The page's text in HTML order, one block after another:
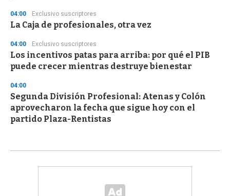
04:00 Exclusivo suscriptores
La Caja de profesionales, otra vez
04:00 Exclusivo suscriptores
Los incentivos patas para arriba: por qué el PIB
puede crecer mientras destruye bienestar
04:00
Segunda División Profesional: Atenas y Colón
aprovecharon la fecha que sigue hoy con el
partido Plaza-Rentistas